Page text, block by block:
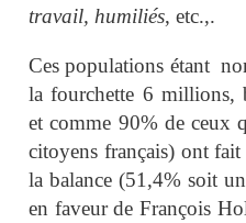
travail, humiliés, etc.,.
Ces populations étant
la fourchette 6 millions,
et comme 90% de ceux
citoyens français) ont
la balance (51,4% soit
en faveur de François